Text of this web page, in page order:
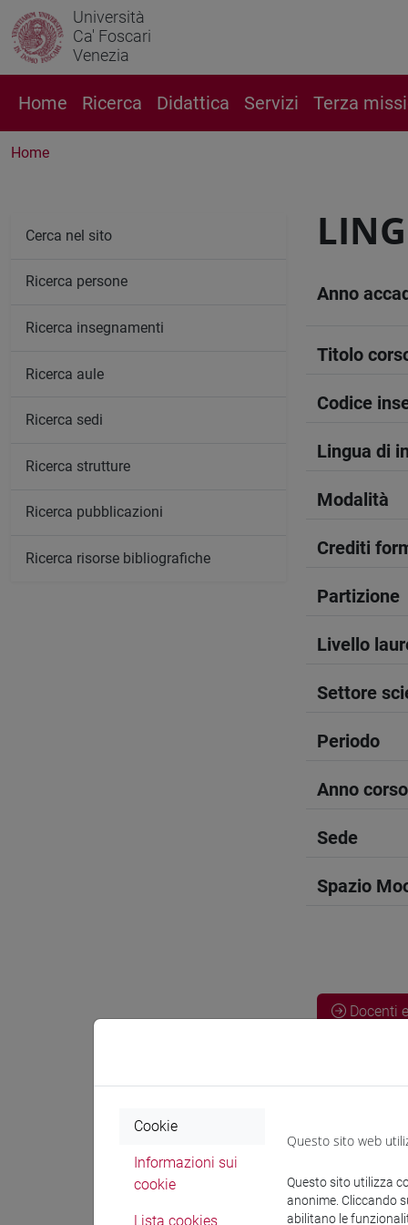
Università
Ca' Foscari
Venezia
Home Ricerca Didattica Servizi Terza
Home
Anno
Titolo
Codice
Lingua di
Modalità
Crediti
Partizione
Livello
Settore
Periodo
Anno corso
Sede
Spazio
Docenti
Docenti
PHILLIPS
Materiali
Cerca nel sito
Ricerca persone
Ricerca insegnamenti
Ricerca aule
Ricerca sedi
Ricerca strutture
Ricerca pubblicazioni
Ricerca risorse bibliografiche
Cookie
Informazioni sui
cookie
Lista cookies
Questo sito web
Questo sito utilizza
anonime. Cliccando
abilitano le